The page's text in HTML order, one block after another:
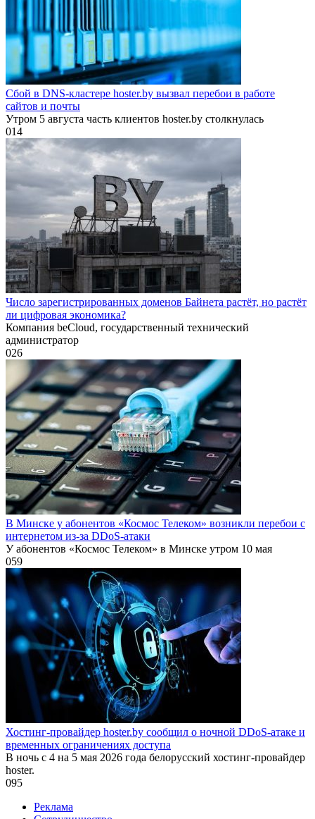
Сбой в DNS-кластере hoster.by вызвал перебои в работе
сайтов и почты
Утром 5 августа часть клиентов hoster.by столкнулась
014
Число зарегистрированных доменов Байнета растёт, но растёт
ли цифровая экономика?
Компания beCloud, государственный технический
администратор
026
В Минске у абонентов «Космос Телеком» возникли перебои с
интернетом из-за DDoS-атаки
У абонентов «Космос Телеком» в Минске утром 10 мая
059
Хостинг-провайдер hoster.by сообщил о ночной DDoS-атаке и
временных ограничениях доступа
В ночь с 4 на 5 мая 2026 года белорусский хостинг-провайдер
hoster.
095
Реклама